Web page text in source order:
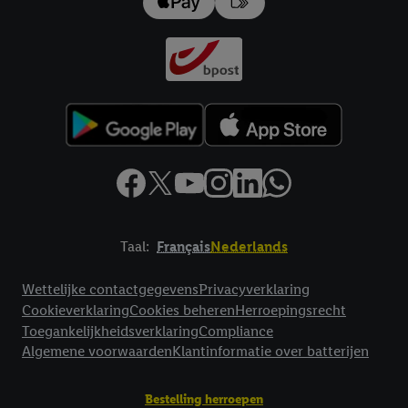
Taal: FrançaisNederlands
Wettelijke contactgegevensPrivacyverklaring
CookieverklaringCookies beherenHerroepingsrecht
ToegankelijkheidsverklaringCompliance
Algemene voorwaardenKlantinformatie over batterijen
Bestelling herroepen